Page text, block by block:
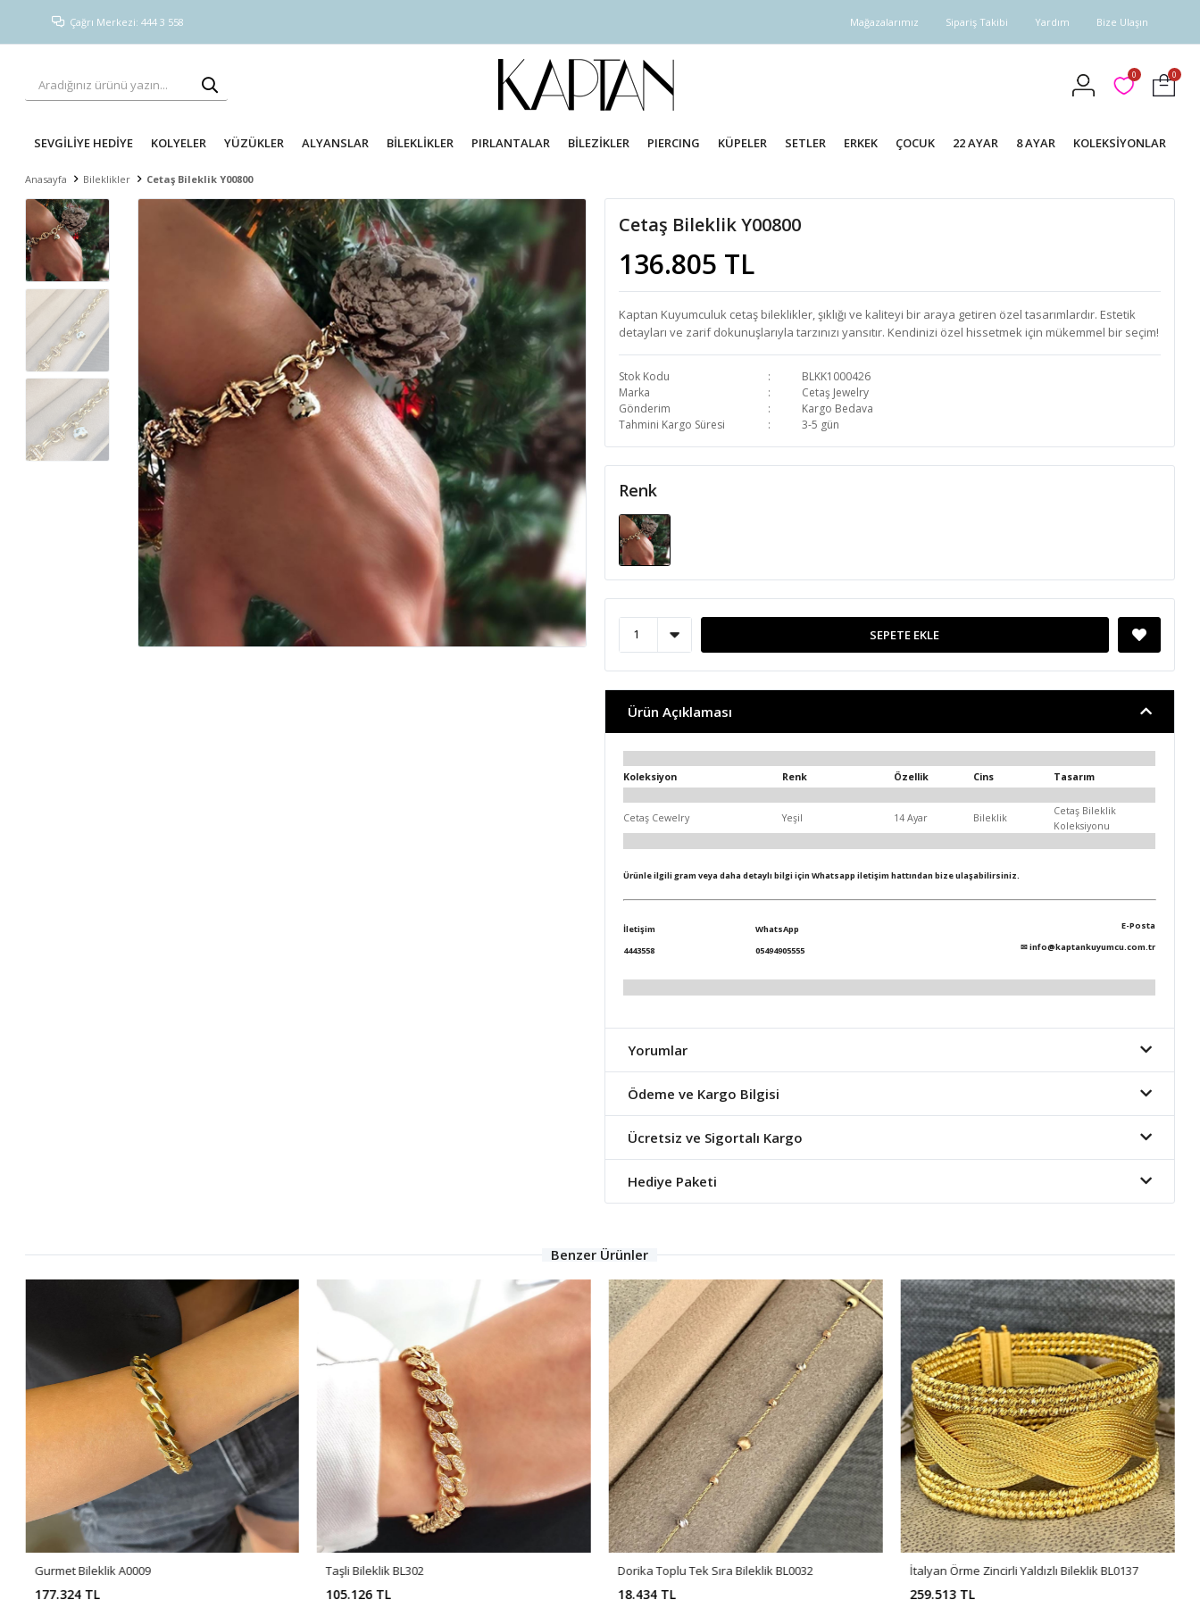
Çağrı Merkezi: 444 3 558 Mağazalarımız Sipariş Takibi Yardım Bize Ulaşın
0 0
SEVGİLİYE HEDİYE KOLYELER YÜZÜKLER ALYANSLAR BİLEKLİKLER PIRLANTALAR BİLEZİKLER PIERCING KÜPELER SETLER ERKEK ÇOCUK 22 AYAR 8 AYAR KOLEKSİYONLAR
Anasayfa Bileklikler Cetaş Bileklik Y00800
Cetaş Bileklik Y00800
136.805 TL
Kaptan Kuyumculuk cetaş bileklikler, şıklığı ve kaliteyi bir araya getiren özel tasarımlardır. Estetik
detayları ve zarif dokunuşlarıyla tarzınızı yansıtır. Kendinizi özel hissetmek için mükemmel bir seçim!
Stok Kodu
BLKK1000426
Marka
Cetaş Jewelry
Gönderim
Kargo Bedava
Tahmini Kargo Süresi
3-5 gün
Renk
SEPETE EKLE
Ürün Açıklaması
Koleksiyon Renk Özellik Cins Tasarım
Cetaş Cewelry Yeşil 14 Ayar Bileklik
Cetaş Bileklik
Koleksiyonu
Ürünle ilgili gram veya daha detaylı bilgi için Whatsapp iletişim hattından bize ulaşabilirsiniz.
İletişim
4443558
WhatsApp
05494905555
E-Posta
✉info@kaptankuyumcu.com.tr
Yorumlar
Ödeme ve Kargo Bilgisi
Ücretsiz ve Sigortalı Kargo
Hediye Paketi
Benzer Ürünler
Gurmet Bileklik A0009
177.324 TL
Taşli Bileklik BL302
105.126 TL
Dorika Toplu Tek Sıra Bileklik BL0032
18.434 TL
İtalyan Örme Zincirli Yaldızlı Bileklik BL0137
259.513 TL